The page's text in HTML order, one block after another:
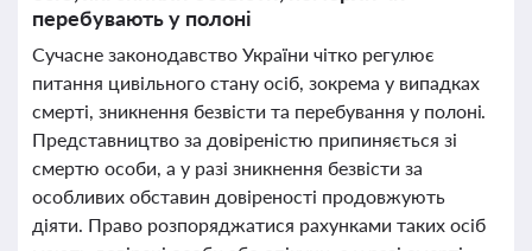
перебувають у полоні
Сучасне законодавство України чітко регулює
питання цивільного стану осіб, зокрема у випадках
смерті, зникнення безвісти та перебування у полоні.
Представництво за довіреністю припиняється зі
смертю особи, а у разі зникнення безвісти за
особливих обставин довіреності продовжують
діяти. Право розпоряджатися рахунками таких осіб